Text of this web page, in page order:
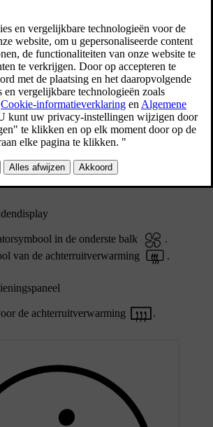
op het bedieningspaneel
buitenspiegelverwarming activeren via
als het bedieningspaneel onder het
in de onderste balk
.
van de achterruitverwarming
.
de achterruitverwarming .